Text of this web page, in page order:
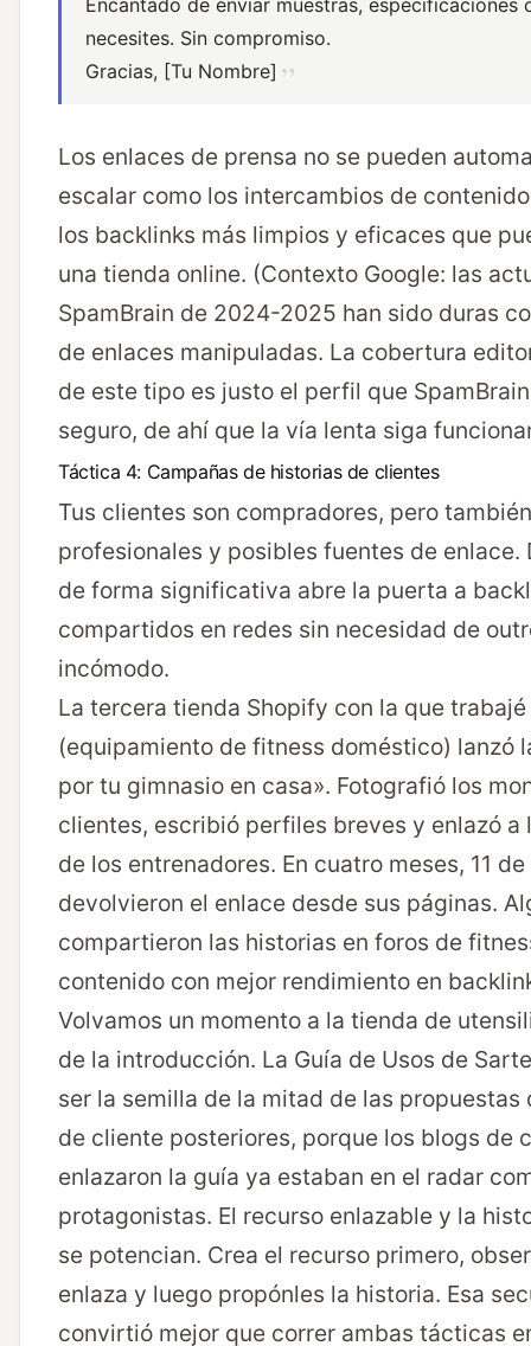
Encantado de enviar muestras, especificaciones
necesites. Sin compromiso.
Gracias, [Tu Nombre]
Los enlaces de prensa no se pueden
escalar como los intercambios de
los backlinks más limpios y eficaces que
una tienda online. (Contexto Google: las
SpamBrain de 2024-2025 han sido duras
de enlaces manipuladas. La cobertura
de este tipo es justo el perfil que
seguro, de ahí que la vía lenta siga
Táctica 4: Campañas de historias de clientes
Tus clientes son compradores, pero
profesionales y posibles fuentes de enlace.
de forma significativa abre la puerta a
compartidos en redes sin necesidad de
incómodo.
La tercera tienda Shopify con la que trabajé
(equipamiento de fitness doméstico) lanzó
por tu gimnasio en casa». Fotografió los
clientes, escribió perfiles breves y enlazó a
de los entrenadores. En cuatro meses, 11
devolvieron el enlace desde sus páginas.
compartieron las historias en foros de
contenido con mejor rendimiento en
Volvamos un momento a la tienda de
de la introducción. La Guía de Usos de
ser la semilla de la mitad de las propuestas
de cliente posteriores, porque los blogs de
enlazaron la guía ya estaban en el radar
protagonistas. El recurso enlazable y la
se potencian. Crea el recurso primero,
enlaza y luego propónles la historia. Esa
convirtió mejor que correr ambas tácticas